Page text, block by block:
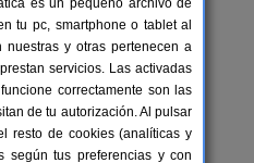
2-44+16 pers.
28 €
de Valor
es un pequeño archivo de
tu pc, smartphone o tablet al
nuestras y otras pertenecen a
servicios. Las activadas
correctamente son las
de tu autorización. Al pulsar
resto de cookies (analíticas y
según tus preferencias y con